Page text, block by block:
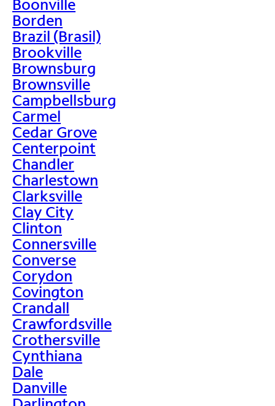
Boonville
Borden
Brazil (Brasil)
Brookville
Brownsburg
Brownsville
Campbellsburg
Carmel
Cedar Grove
Centerpoint
Chandler
Charlestown
Clarksville
Clay City
Clinton
Connersville
Converse
Corydon
Covington
Crandall
Crawfordsville
Crothersville
Cynthiana
Dale
Danville